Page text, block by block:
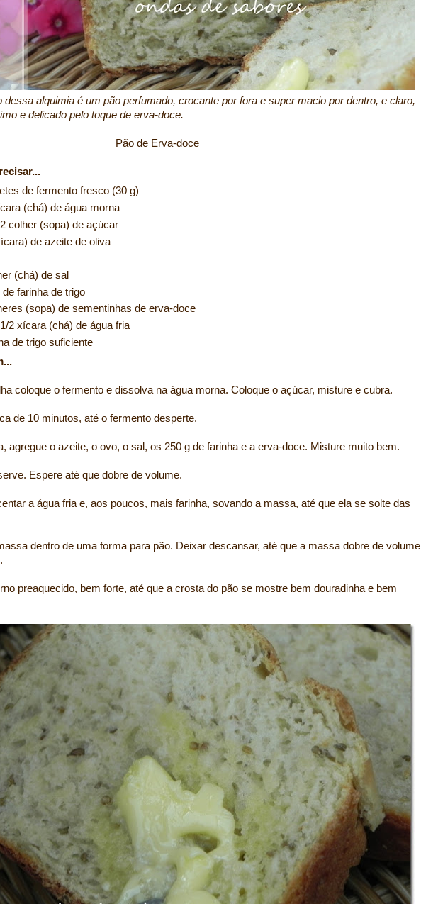
dessa alquimia é um pão perfumado, crocante por fora e super macio por dentro, e claro,
e delicado pelo toque de erva-doce.
de Erva-doce
de fermento fresco (30 g)
(chá) de água morna
colher (sopa) de açúcar
de azeite de oliva
(chá) de sal
de farinha de trigo
(sopa) de sementinhas de erva-doce
2 xícara (chá) de água fria
de trigo suficiente
coloque o fermento e dissolva na água morna. Coloque o açúcar, misture e cubra.
de 10 minutos, até o fermento desperte.
agregue o azeite, o ovo, o sal, os 250 g de farinha e a erva-doce. Misture muito bem.
Espere até que dobre de volume.
a água fria e, aos poucos, mais farinha, sovando a massa, até que ela se solte das
dentro de uma forma para pão. Deixar descansar, até que a massa dobre de volume
preaquecido, bem forte, até que a crosta do pão se mostre bem douradinha e bem